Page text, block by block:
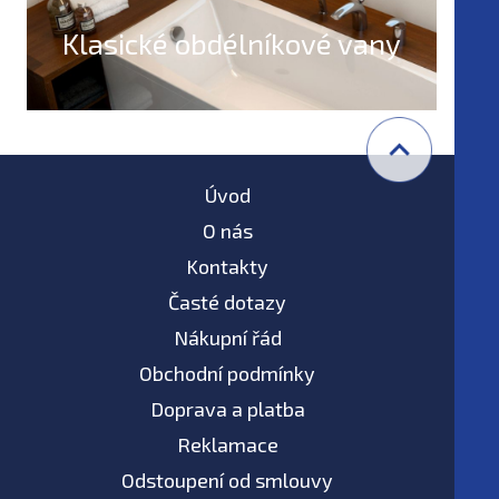
Klasické obdélníkové vany
Úvod
O nás
Kontakty
Časté dotazy
Nákupní řád
Obchodní podmínky
Doprava a platba
Reklamace
Odstoupení od smlouvy